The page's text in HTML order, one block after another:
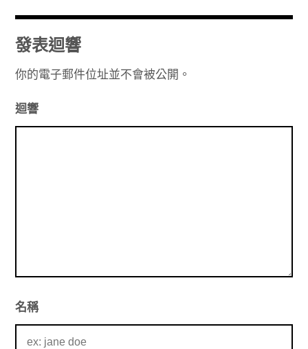
章
導
覽
發表迴響
你的電子郵件位址並不會被公開。
迴響
名稱